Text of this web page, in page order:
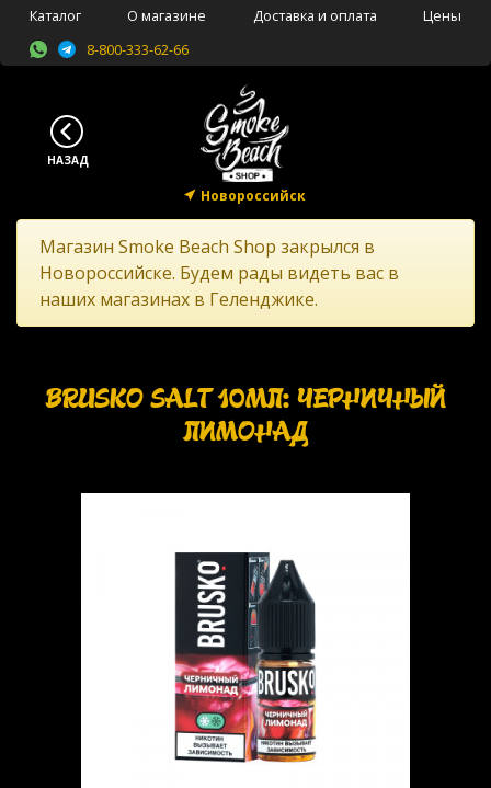
Каталог О магазине Доставка и оплата
Цены
8-800-333-62-66
Новороссийск
Магазин Smoke Beach Shop закрылся в
Новороссийске. Будем рады видеть вас в
наших магазинах в Геленджике.
BRUSKO SALT 10МЛ: ЧЕРНИЧНЫЙ
ЛИМОНАД